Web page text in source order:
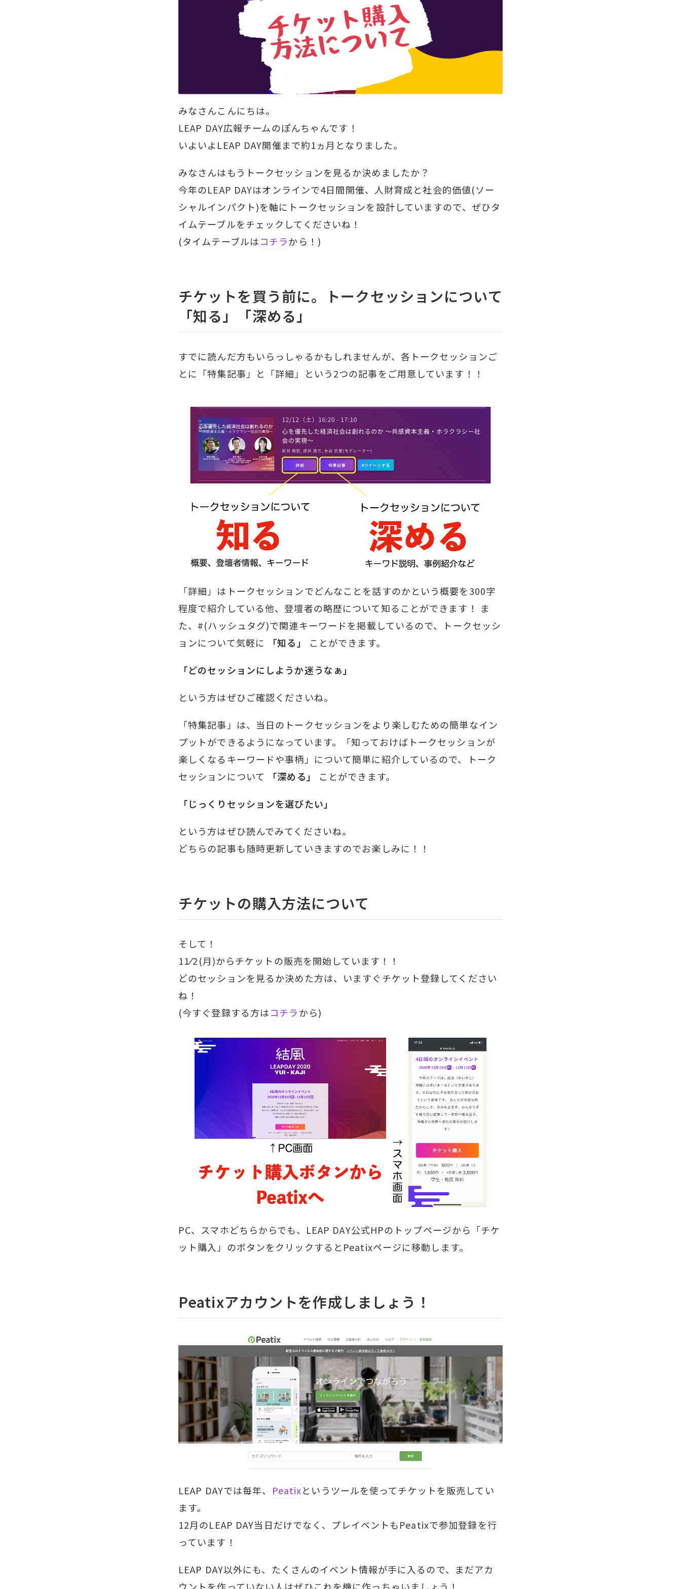
みなさんこんにちは。
LEAP DAY広報チームのぽんちゃんです！
いよいよLEAP DAY開催まで約1ヵ月となりました。
みなさんはもうトークセッションを見るか決めましたか？
今年のLEAP DAYはオンラインで4日間開催、人財育成と社会的価値(ソー
シャルインパクト)を軸にトークセッションを設計していますので、ぜひタ
イムテーブルをチェックしてくださいね！
(タイムテーブルはコチラから！)
チケットを買う前に。トークセッションについて
「知る」「深める」
すでに読んだ方もいらっしゃるかもしれませんが、各トークセッションご
とに「特集記事」と「詳細」という2つの記事をご用意しています！！
「詳細」はトークセッションでどんなことを話すのかという概要を300字
程度で紹介している他、登壇者の略歴について知ることができます！ ま
た、#(ハッシュタグ)で関連キーワードを掲載しているので、トークセッシ
ョンについて気軽に
「知る」 ことができます。
「どのセッションにしようか迷うなぁ」
という方はぜひご確認くださいね。
「特集記事」は、当日のトークセッションをより楽しむための簡単なイン
プットができるようになっています。「知っておけばトークセッションが
楽しくなるキーワードや事柄」について簡単に紹介しているので、トーク
セッションについて
「深める」 ことができます。
「じっくりセッションを選びたい」
という方はぜひ読んでみてくださいね。
どちらの記事も随時更新していきますのでお楽しみに！！
チケットの購入方法について
そして！
11⁄2(月)からチケットの販売を開始しています！！
どのセッションを見るか決めた方は、いますぐチケット登録してください
ね！
(今すぐ登録する方はコチラから)
PC、スマホどちらからでも、LEAP DAY公式HPのトップページから「チケ
ット購入」のボタンをクリックするとPeatixページに移動します。
Peatixアカウントを作成しましょう！
LEAP DAYでは毎年、 Peatixというツールを使ってチケットを販売してい
ます。
12月のLEAP DAY当日だけでなく、プレイベントもPeatixで参加登録を行
っています！
LEAP DAY以外にも、たくさんのイベント情報が手に入るので、まだアカ
ウントを作っていない人はぜひこれを機に作っちゃいましょう！